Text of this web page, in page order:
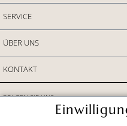
SERVICE
ÜBER UNS
KONTAKT
FOLGEN SIE UNS